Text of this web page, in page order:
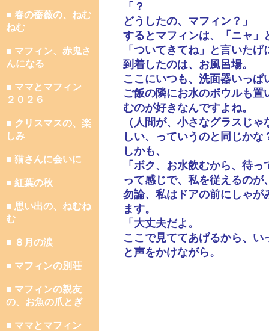
■ 春の薔薇の、ねむ
ねむ
■ マフィン、赤鬼さ
んになる
■ ママとマフィン
２０２６
■ クリスマスの、楽
しみ
■ 猫さんに会いに
■ 紅葉の秋
■ 思い出の、ねむね
む
■ ８月の涙
■ マフィンの別荘
■ マフィンの親友
の、お魚の爪とぎ
■ ママとマフィン
「？
どうしたの、マフィン？」
するとマフィンは、「ニャ」
「ついてきてね」と言いた
到着したのは、お風呂場。
ここにいつも、洗面器いっ
ご飯の隣にお水のボウルも
むのが好きなんですよね。
（人間が、小さなグラスじ
しい、っていうのと同じかな
しかも、
「ボク、お水飲むから、待
って感じで、私を従えるのが
勿論、私はドアの前にしゃが
ます。
「大丈夫だよ。
ここで見ててあげるから、い
と声をかけながら。